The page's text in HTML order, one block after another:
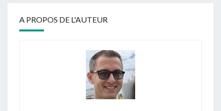
A PROPOS DE L'AUTEUR